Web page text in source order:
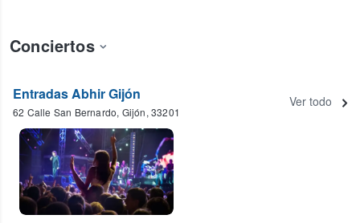
Conciertos
Entradas Abhir Gijón
62 Calle San Bernardo, Gijón, 33201
Ver todo